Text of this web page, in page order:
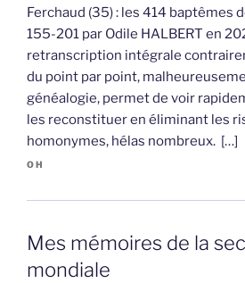
Ferchaud (35) : les 414 baptêmes
155-201 par Odile HALBERT en
retranscription intégrale
du point par point,
généalogie, permet de voir
les reconstituer en éliminant les
homonymes, hélas nombreux. […]
OH
Mes mémoires de la
mondiale